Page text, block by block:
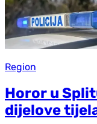
Region
Horor u
dijelove